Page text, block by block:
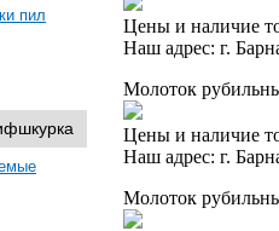
пил
Цены и наличие
Наш адрес: г.
Молоток
Цены и наличие
Наш адрес: г.
Молоток